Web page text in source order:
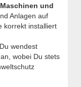
und
Anlagen auf
korrekt installiert
wendest
wobei Du stets